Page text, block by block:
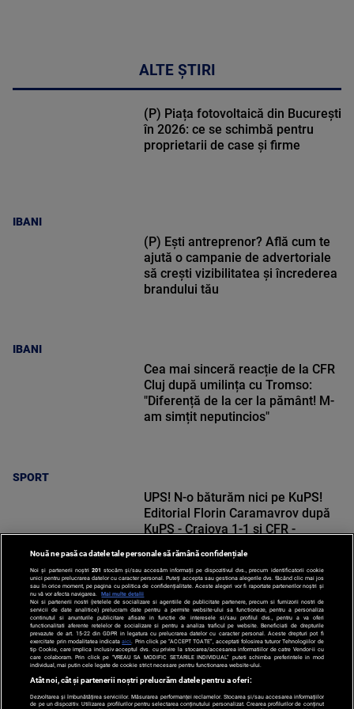
ALTE ȘTIRI
IBANI
(P) Piața fotovoltaică din București
în 2026: ce se schimbă pentru
proprietarii de case și firme
IBANI
(P) Ești antreprenor? Află cum te
ajută o campanie de advertoriale
să crești vizibilitatea și încrederea
brandului tău
SPORT
Cea mai sinceră reacție de la CFR
Cluj după umilința cu Tromso:
"Diferență de la cer la pământ! M-
am simțit neputincios"
SPORT
UPS! N-o băturăm nici pe KuPS!
Editorial Florin Caramavrov după
KuPS - Craiova 1-1 și CFR -
Nouă ne pasă ca datele tale personale să rămână confidențiale
Noi și partenerii noștri 201 stocăm și/sau accesăm informații pe dispozitivul dvs., precum identificatorii cookie
unici pentru prelucrarea datelor cu caracter personal. Puteți accepta sau gestiona alegerile dvs. făcând clic mai jos
sau în orice moment, pe pagina cu politica de confidențialitate. Aceste alegeri vor fi raportate partenerilor noștri și
nu vă vor afecta navigarea.
Mai multe detalii
Noi si partenerii nostri (retelele de socializare si agentiile de publicitate partenere, precum si furnizorii nostri de
servicii de date analitice) prelucram date pentru a permite website-ului sa functioneze, pentru a personaliza
continutul si anunturile publicitare afisate in functie de interesele si/sau profilul dvs., pentru a va oferi
functionalitati aferente retelelor de socializare si pentru a analiza traficul pe website. Beneficiati de drepturile
prevazute de art. 15-22 din GDPR in legatura cu prelucrarea datelor cu caracter personal. Aceste drepturi pot fi
exercitate prin modalitatea indicataaici . Prin click pe “ACCEPT TOATE”, acceptati folosirea tuturor Tehnologiilor de
tip Cookie, care implica inclusiv acceptul dvs. cu privire la stocarea/accesarea informatiilor de catre Vendor-ii cu
care colaboram. Prin click pe “VREAU SA MODIFIC SETARILE INDIVIDUAL” puteti schimba preferintele in mod
individual, mai putin cele legate de cookie strict necesare pentru functionarea website-ului.
Atât noi, cât și partenerii noștri prelucrăm datele pentru a oferi:
Dezvoltarea și îmbunătățirea serviciilor. Măsurarea performanței reclamelor. Stocarea și/sau accesarea informațiilor
de pe un dispozitiv. Utilizarea profilurilor pentru selectarea conținutului personalizat. Crearea profilurilor de conținut